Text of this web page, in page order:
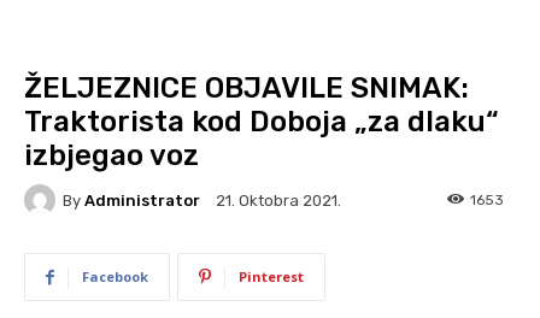
ŽELJEZNICE OBJAVILE SNIMAK:
Traktorista kod Doboja „za dlaku“
izbjegao voz
By Administrator 21. Oktobra 2021. 1653
Facebook Pinterest